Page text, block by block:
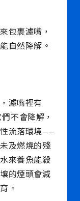
包裹濾嘴，
自然降解。
濾嘴裡有
不會降解，
流落環境——
及燃燒的殘
來養魚能殺
的煙頭會減
。